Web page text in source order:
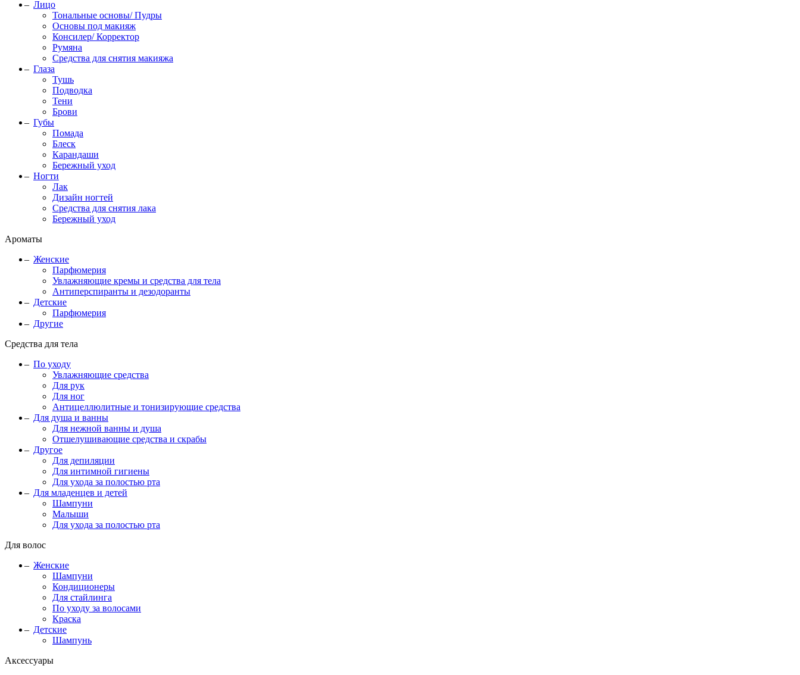
Лицо
Тональные основы/ Пудры
Основы под макияж
Консилер/ Корректор
Румяна
Средства для снятия макияжа
Глаза
Тушь
Подводка
Тени
Брови
Губы
Помада
Блеск
Карандаши
Бережный уход
Ногти
Лак
Дизайн ногтей
Средства для снятия лака
Бережный уход
Ароматы
Женские
Парфюмерия
Увлажняющие кремы и средства для тела
Антиперспиранты и дезодоранты
Детские
Парфюмерия
Другие
Средства для тела
По уходу
Увлажняющие средства
Для рук
Для ног
Антицеллюлитные и тонизирующие средства
Для душа и ванны
Для нежной ванны и душа
Отшелушивающие средства и скрабы
Другое
Для депиляции
Для интимной гигиены
Для ухода за полостью рта
Для младенцев и детей
Шампуни
Малыши
Для ухода за полостью рта
Для волос
Женские
Шампуни
Кондиционеры
Для стайлинга
По уходу за волосами
Краска
Детские
Шампунь
Аксессуары